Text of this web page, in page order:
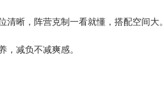
晰，阵营克制一看就懂，搭配空间大。
，减负不减爽感。